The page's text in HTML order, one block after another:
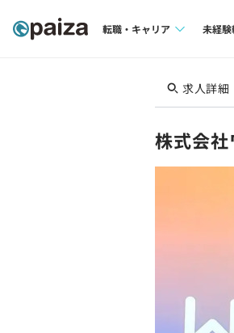
転職・キャリア
転職成功ガイド
未経験
求人
転
求人詳細
株式会社